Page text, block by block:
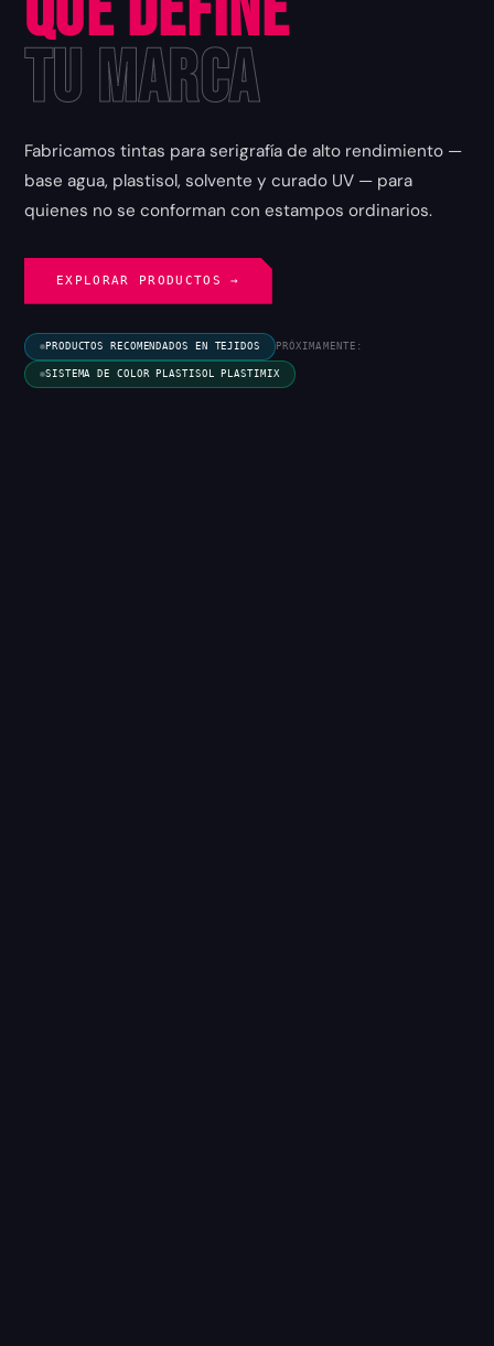
tu Marca
Fabricamos tintas para serigrafía de alto rendimiento —
base agua, plastisol, solvente y curado UV — para
quienes no se conforman con estampos ordinarios.
EXPLORAR PRODUCTOS →
PRODUCTOS RECOMENDADOS EN TEJIDOS PRÓXIMAMENTE:
SISTEMA DE COLOR PLASTISOL PLASTIMIX